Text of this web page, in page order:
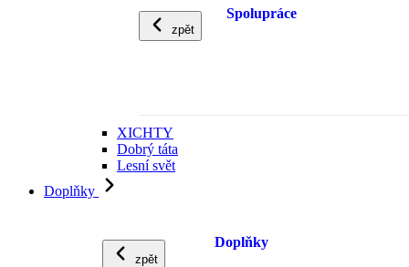
zpět
Spolupráce
XICHTY
Dobrý táta
Lesní svět
Doplňky
zpět
Doplňky